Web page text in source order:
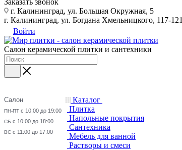
Заказать звонок
г. Калининград, ул. Большая Окружная, 5
г. Калининград, ул. Богдана Хмельницкого, 117-121
Войти
Салон керамической плитки и сантехники
Салон
ПН-ПТ с 10:00 до 19:00
СБ с 10:00 до 18:00
ВС с 11:00 до 17:00
Каталог
Плитка
Напольные покрытия
Сантехника
Мебель для ванной
Растворы и смеси